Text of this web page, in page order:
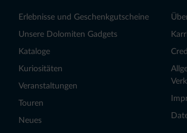
Erlebnisse und Geschenkgutscheine
Unsere Dolomiten Gadgets
Kataloge
Kuriositäten
Veranstaltungen
Touren
Neues